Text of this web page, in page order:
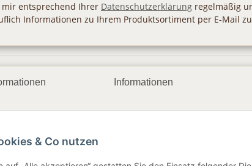
mir entsprechend Ihrer Datenschutzerklärung regelmäßig
Informationen zu Ihrem Produktsortiment per E-Mail
Informationen
Zahlungsmöglichkeiten
Newsletter
& Co nutzen